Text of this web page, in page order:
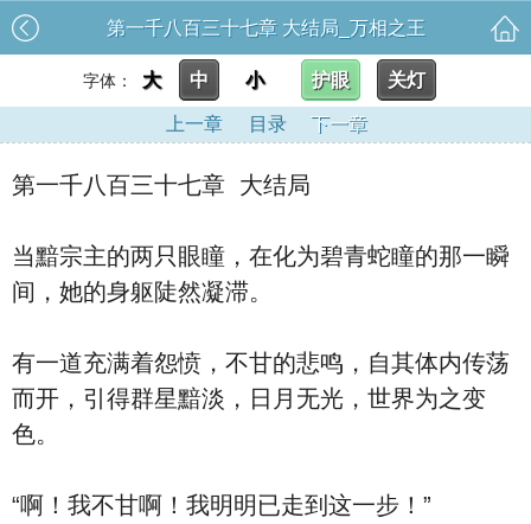
第一千八百三十七章 大结局_万相之王
字体： 大 中 小 护眼 关灯
上一章 目录 下一章
第一千八百三十七章 大结局
当黯宗主的两只眼瞳，在化为碧青蛇瞳的那一瞬
间，她的身躯陡然凝滞。
有一道充满着怨愤，不甘的悲鸣，自其体内传荡
而开，引得群星黯淡，日月无光，世界为之变
色。
“啊！我不甘啊！我明明已走到这一步！”